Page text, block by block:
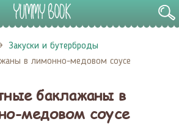
Закуски и бутерброды
в лимонно-медовом соусе
баклажаны в
медовом соусе